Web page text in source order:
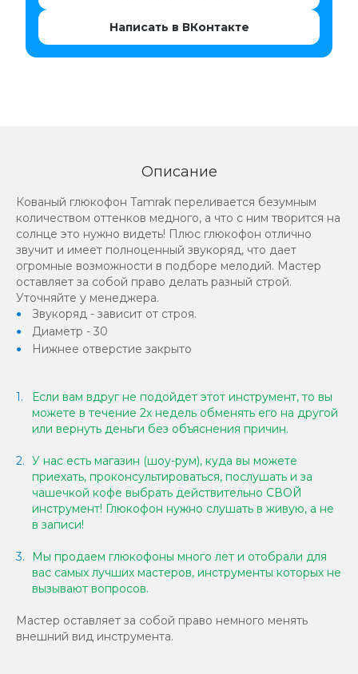
Написать в ВКонтакте
Описание
Кованый глюкофон Tamrak переливается безумным
количеством оттенков медного, а что с ним творится на
солнце это нужно видеть! Плюс глюкофон отлично
звучит и имеет полноценный звукоряд, что дает
огромные возможности в подборе мелодий. Мастер
оставляет за собой право делать разный строй.
Уточняйте у менеджера.
Звукоряд - зависит от строя.
Диаметр - 30
Нижнее отверстие закрыто
Если вам вдруг не подойдет этот инструмент, то вы
можете в течение 2х недель обменять его на другой
или вернуть деньги без объяснения причин.
У нас есть магазин (шоу-рум), куда вы можете
приехать, проконсультироваться, послушать и за
чашечкой кофе выбрать действительно СВОЙ
инструмент! Глюкофон нужно слушать в живую, а не
в записи!
Мы продаем глюкофоны много лет и отобрали для
вас самых лучших мастеров, инструменты которых не
вызывают вопросов.
Мастер оставляет за собой право немного менять
внешний вид инструмента.